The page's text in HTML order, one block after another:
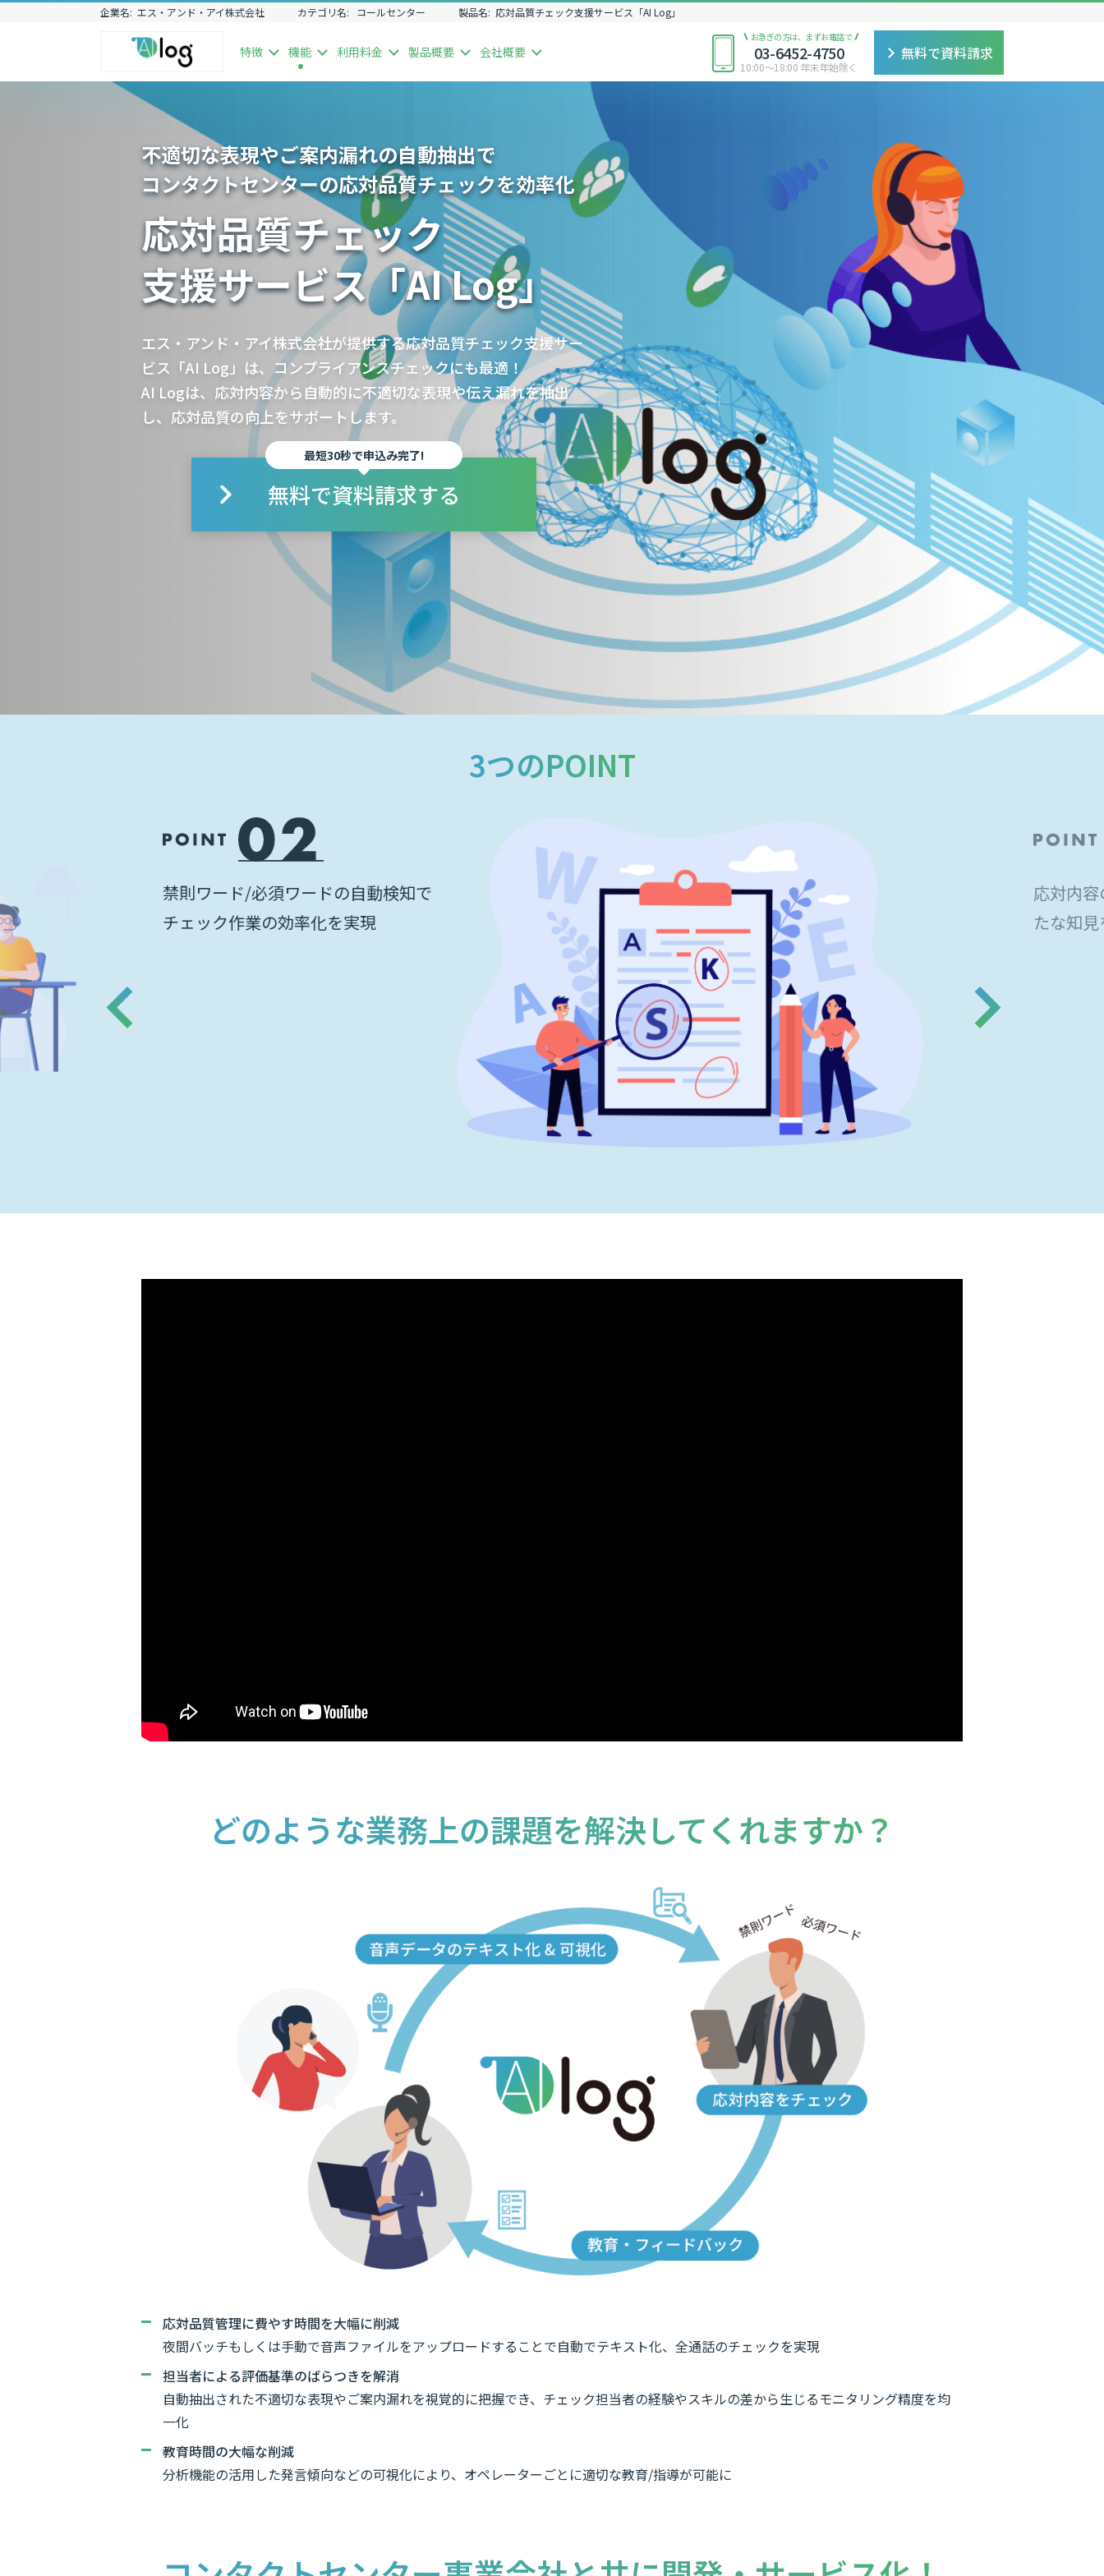
企業名: エス・アンド・アイ株式会社 カテゴリ名: コールセンター 製品名: 応対品質チェック支援サービス「AI Log」
特徴 機能 利用料金 製品概要 会社概要
お急ぎの方は、まずお電話で
03-6452-4750
10:00〜18:00 年末年始除く
無料で資料請求
不適切な表現やご案内漏れの自動抽出で
コンタクトセンターの応対品質チェックを効率化
応対品質チェック
支援サービス「AI Log」
エス・アンド・アイ株式会社が提供する応対品質チェック支援サー
ビス「AI Log」は、コンプライアンスチェックにも最適！
AI Logは、応対内容から自動的に不適切な表現や伝え漏れを抽出
し、応対品質の向上をサポートします。
最短30秒で申込み完了!
無料で資料請求する
3つのPOINT
禁則ワード/必須ワードの自動検知で
チェック作業の効率化を実現
応対内容
たな知
どのような業務上の課題を解決してくれますか？
応対品質管理に費やす時間を大幅に削減
夜間バッチもしくは手動で音声ファイルをアップロードすることで自動でテキスト化、全通話のチェックを実現
担当者による評価基準のばらつきを解消
自動抽出された不適切な表現やご案内漏れを視覚的に把握でき、チェック担当者の経験やスキルの差から生じるモニタリング精度を均
一化
教育時間の大幅な削減
分析機能の活用した発言傾向などの可視化により、オペレーターごとに適切な教育/指導が可能に